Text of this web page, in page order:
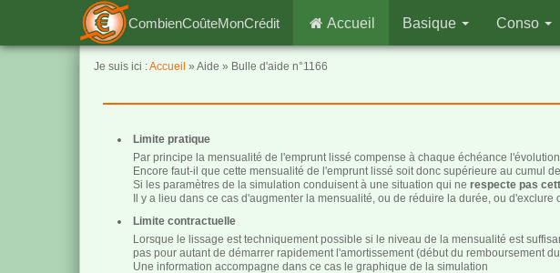
CombienCoûteMonCrédit Accueil Basique Conso
Je suis ici :Accueil » Aide » Bulle d'aide n°1166
Limite pratique
Par principe la mensualité de l'emprunt lissé compense à chaque échéance
Encore faut-il que cette mensualité de l'emprunt lissé soit donc supérieure au cumul
Si les paramètres de la simulation conduisent à une situation qui ne respecte pas
Il y a lieu dans ce cas d'augmenter la mensualité, ou de réduire la durée, ou
Limite contractuelle
Lorsque le lissage est techniquement possible si le niveau de la mensualité est
pas pour autant de démarrer rapidement l'amortissement (début du remboursement
Une information accompagne dans ce cas le graphique de la simulation